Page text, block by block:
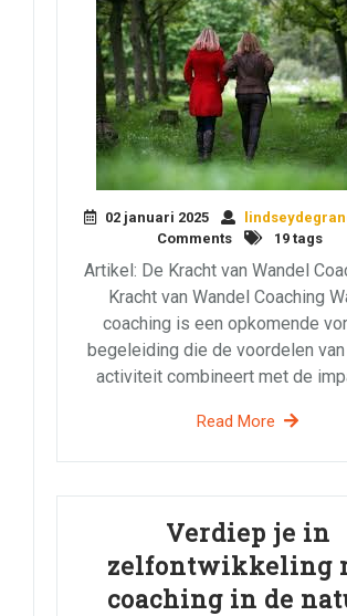
02 januari 2025
Comments
19 tags
Artikel: De Kracht van Wandel
Kracht van Wandel Coaching
coaching is een opkomende
begeleiding die de voordelen
activiteit combineert met de
Read More
Verdiep je in
zelfontwikkeling
coaching in de